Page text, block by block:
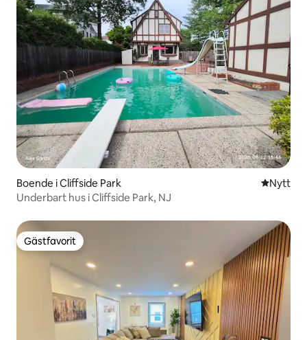
Boende i Cliffside Park NyttNytt
Underbart hus i Cliffside Park, NJ
Gästfavorit
Gästfavorit